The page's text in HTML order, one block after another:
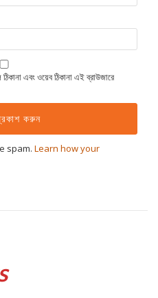
এবং ওয়েব ঠিকানা এই ব্রাউজারে
spam. Learn how your